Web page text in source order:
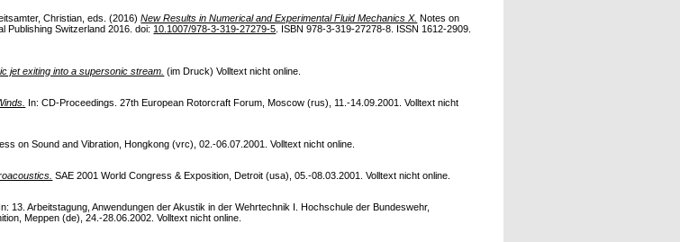
Christian , eds. (2016)New Results in Numerical and Experimental Fluid Mechanics X. Notes on
Publishing Switzerland 2016. doi: 10.1007/978-3-319-27279-5 . ISBN 978-3-319-27278-8. ISSN 1612-2909.
jet exiting into a supersonic stream. (im Druck) Volltext nicht online.
In: CD-Proceedings. 27th European Rotorcraft Forum, Moscow (rus), 11.-14.09.2001. Volltext nicht
on Sound and Vibration, Hongkong (vrc), 02.-06.07.2001. Volltext nicht online.
SAE 2001 World Congress & Exposition, Detroit (usa), 05.-08.03.2001. Volltext nicht online.
In: 13. Arbeitstagung, Anwendungen der Akustik in der Wehrtechnik I. Hochschule der Bundeswehr,
Meppen (de), 24.-28.06.2002. Volltext nicht online.